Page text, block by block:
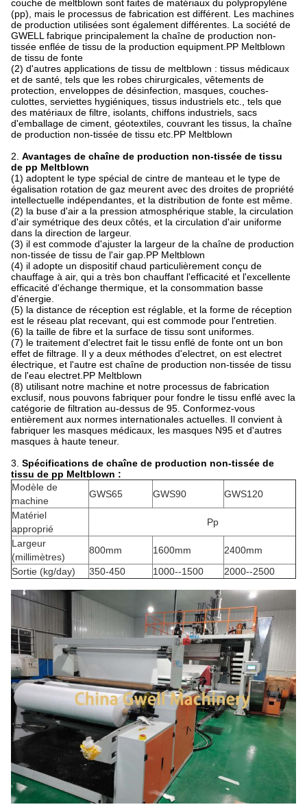
couche de meltblown sont faites de matériaux du polypropylène
(pp), mais le processus de fabrication est différent. Les machines
de production utilisées sont également différentes. La société de
GWELL fabrique principalement la chaîne de production non-
tissée enflée de tissu de la production equipment.PP Meltblown
de tissu de fonte
(2) d'autres applications de tissu de meltblown : tissus médicaux
et de santé, tels que les robes chirurgicales, vêtements de
protection, enveloppes de désinfection, masques, couches-
culottes, serviettes hygiéniques, tissus industriels etc., tels que
des matériaux de filtre, isolants, chiffons industriels, sacs
d'emballage de ciment, géotextiles, couvrant les tissus, la chaîne
de production non-tissée de tissu etc.PP Meltblown
2. Avantages de chaîne de production non-tissée de tissu
de pp Meltblown
(1) adoptent le type spécial de cintre de manteau et le type de
égalisation rotation de gaz meurent avec des droites de propriété
intellectuelle indépendantes, et la distribution de fonte est même.
(2) la buse d'air a la pression atmosphérique stable, la circulation
d'air symétrique des deux côtés, et la circulation d'air uniforme
dans la direction de largeur.
(3) il est commode d'ajuster la largeur de la chaîne de production
non-tissée de tissu de l'air gap.PP Meltblown
(4) il adopte un dispositif chaud particulièrement conçu de
chauffage à air, qui a très bon chauffant l'efficacité et l'excellente
efficacité d'échange thermique, et la consommation basse
d'énergie.
(5) la distance de réception est réglable, et la forme de réception
est le réseau plat recevant, qui est commode pour l'entretien.
(6) la taille de fibre et la surface de tissu sont uniformes.
(7) le traitement d'electret fait le tissu enflé de fonte ont un bon
effet de filtrage. Il y a deux méthodes d'electret, on est electret
électrique, et l'autre est chaîne de production non-tissée de tissu
de l'eau electret.PP Meltblown
(8) utilisant notre machine et notre processus de fabrication
exclusif, nous pouvons fabriquer pour fondre le tissu enflé avec la
catégorie de filtration au-dessus de 95. Conformez-vous
entièrement aux normes internationales actuelles. Il convient à
fabriquer les masques médicaux, les masques N95 et d'autres
masques à haute teneur.
3. Spécifications de chaîne de production non-tissée de
tissu de pp Meltblown :
Modèle de
machine
GWS65 GWS90
GWS120
Matériel
approprié
Pp
Largeur
(millimètres)
800mm 1600mm
2400mm
Sortie (kg/day)
350-450 1000--1500 2000--2500